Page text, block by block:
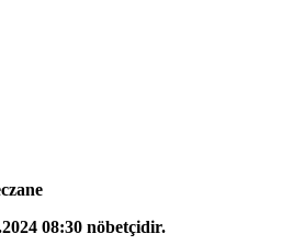
08:30 nöbetçidir.